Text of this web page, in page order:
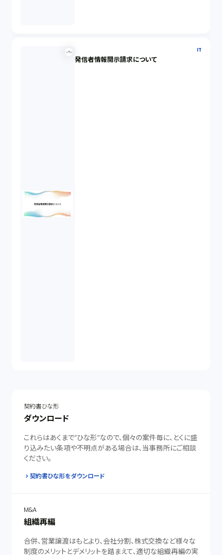
IT
発信者情報開示請求について
契約書ひな形
ダウンロード
これらはあくまで”ひな形”なので、個々の案件毎に、とくに盛
り込みたい条項や不明点がある場合は、当事務所にご相談
ください。
契約書ひな形をダウンロード
M&A
組織再編
合併、営業譲渡はもとより、会社分割、株式交換など様々な
制度のメリットとデメリットを踏まえて、適切な組織再編の実